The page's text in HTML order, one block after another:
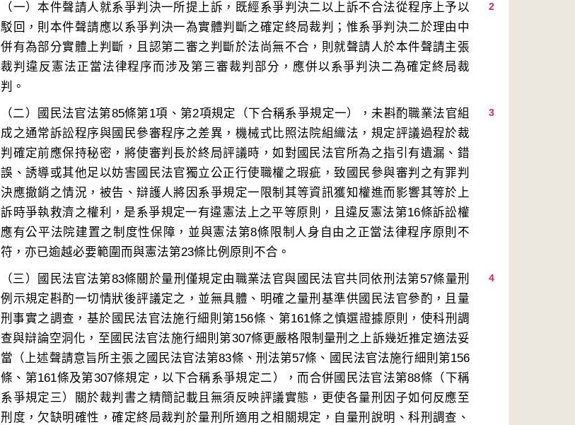
2
（一）本件聲請人就系爭判決一所提上訴，既經系爭判決二以上訴不合法從程序上予以
駁回，則本件聲請應以系爭判決一為實體判斷之確定終局裁判；惟系爭判決二於理由中
併有為部分實體上判斷，且認第二審之判斷於法尚無不合，則就聲請人於本件聲請主張
裁判違反憲法正當法律程序而涉及第三審裁判部分，應併以系爭判決二為確定終局裁
3
（二）國民法官法第85條第1項、第2項規定（下合稱系爭規定一），未斟酌職業法官組
成之通常訴訟程序與國民參審程序之差異，機械式比照法院組織法，規定評議過程於裁
判確定前應保持秘密，將使審判長於終局評議時，如對國民法官所為之指引有遺漏、錯
誤、誘導或其他足以妨害國民法官獨立公正行使職權之瑕疵，致國民參與審判之有罪判
決應撤銷之情況，被告、辯護人將因系爭規定一限制其等資訊獲知權進而影響其等於上
訴時爭執救濟之權利，是系爭規定一有違憲法上之平等原則，且違反憲法第16條訴訟權
應有公平法院建置之制度性保障，並與憲法第8條限制人身自由之正當法律程序原則不
4
（三）國民法官法第83條關於量刑僅規定由職業法官與國民法官共同依刑法第57條量刑
例示規定斟酌一切情狀後評議定之，並無具體、明確之量刑基準供國民法官參酌，且量
刑事實之調查，基於國民法官法施行細則第156條、第161條之慎選證據原則，使科刑調
查與辯論空洞化，至國民法官法施行細則第307條更嚴格限制量刑之上訴幾近推定適法妥
當（上述聲請意旨所主張之國民法官法第83條、刑法第57條、國民法官法施行細則第156
條、第161條及第307條規定，以下合稱系爭規定二），而合併國民法官法第88條（下稱
系爭規定三）關於裁判書之精簡記載且無須反映評議實態，更使各量刑因子如何反應至
刑度，欠缺明確性，確定終局裁判於量刑所適用之相關規定，自量刑說明、科刑調查、